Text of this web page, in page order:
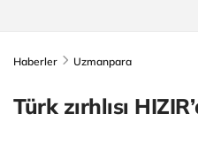
Haberler Uzmanpara
Türk zırhlısı